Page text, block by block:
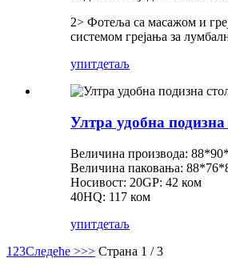
2> Фотеља са масажом и
системом грејања за
упитдетаљ
Ултра удобна подизна
Величина производа:
Величина паковања:
Носивост: 20GP: 42 ком
40HQ: 117 ком
упитдетаљ
1 23Следеће >>> Страна 1 / 3